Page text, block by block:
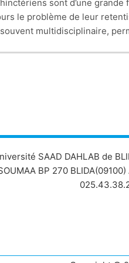
sont d’une
le problème de leur
multidisciplinaire,
SAAD DAHLAB de
BP 270 BLIDA(09100)